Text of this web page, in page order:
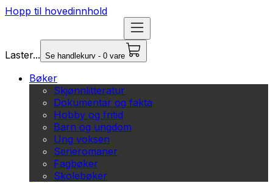
Hopp til hovedinnhold
Laster... Se handlekurv - 0 vare
Bøker
Skjønnlitteratur
Dokumentar og fakta
Hobby og fritid
Barn og ungdom
Ung voksen
Serieromaner
Fagbøker
Skolebøker